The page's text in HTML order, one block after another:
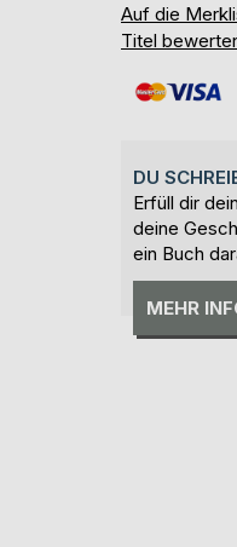
Auf die
Titel
DU
Erfüll dir
deine
ein Buch
MEHR